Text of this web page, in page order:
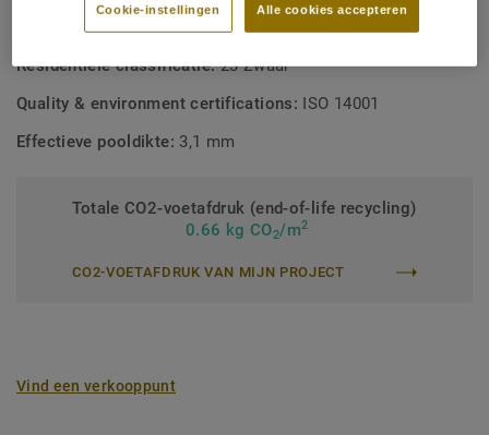
Commerciële classificatie:33 Heavy
Residentiële classificatie:23 Zwaar
Quality & environment certifications: ISO 14001
Effectieve pooldikte: 3,1 mm
Totale CO2-voetafdruk (end-of-life recycling)
0.66 kg CO2/m2
CO2-VOETAFDRUK VAN MIJN PROJECT
Vind een verkooppunt
Alle cookies accepteren
Cookie-instellingen